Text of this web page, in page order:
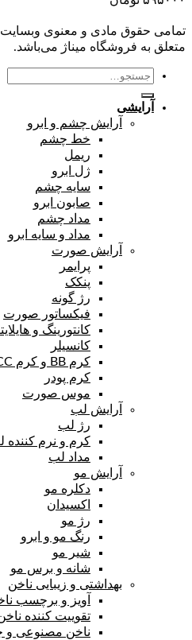
تمامی حقوق مادی و معنوی
متعلق به فروشگاه میناژ می‌باشد.
جستجو
برای:
آرایشی
آرایش چشم و ابرو
خط چشم
ریمل
ژل ابرو
سایه چشم
صابون ابرو
مداد چشم
مداد و سایه ابرو
آرایش صورت
پرایمر
پنکک
رژ گونه
فیکساتور صورت
کانتورینگ و
کانسیلر
کرم BB و کرم CC
کرم پودر
موس صورت
آرایش لب
رژ لب
کرم و نرم کننده
مداد لب
آرایش مو
دکلره مو
اکسیدان
رژ مو
رنگ مو و ابرو
شیر مو
شانه و برس مو
بهداشتی و زیبایی ناخن
آویز و برچسب
تقوییت کننده
ناخن مصنوعی